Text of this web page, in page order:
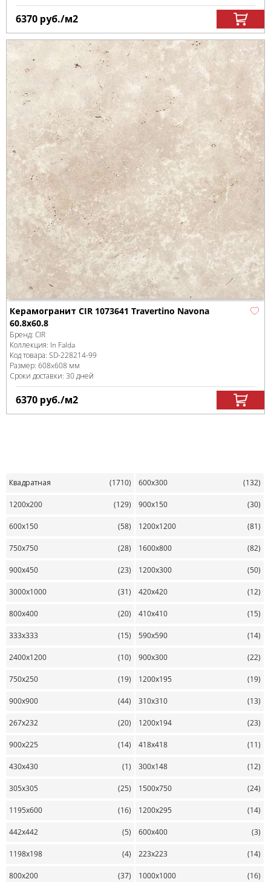
6370 руб./м2
Керамогранит CIR 1073641 Travertino Navona
60.8x60.8
Бренд: CIR
Коллекция: In Falda
Код товара: SD-228214-99
Размер: 608x608 мм
Сроки доставки: 30 дней
6370 руб./м2
Квадратная (1710) 600х300 (132)
1200х200 (129) 900х150 (30)
600х150 (58) 1200х1200 (81)
750х750 (28) 1600х800 (82)
900х450 (23) 1200х300 (50)
3000х1000 (31) 420х420 (12)
800х400 (20) 410х410 (15)
333х333 (15) 590х590 (14)
2400х1200 (10) 900х300 (22)
750х250 (19) 1200х195 (19)
900х900 (44) 310х310 (13)
267х232 (20) 1200х194 (23)
900х225 (14) 418х418 (11)
430х430 (1) 300х148 (12)
305х305 (25) 1500х750 (24)
1195х600 (16) 1200х295 (14)
442х442 (5) 600х400 (3)
1198х198 (4) 223х223 (14)
800х200 (37) 1000х1000 (16)